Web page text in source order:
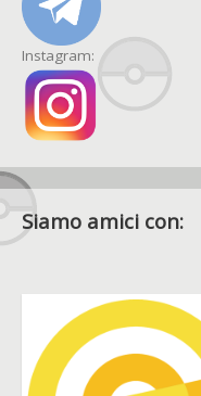
Instagram:
Siamo amici con: